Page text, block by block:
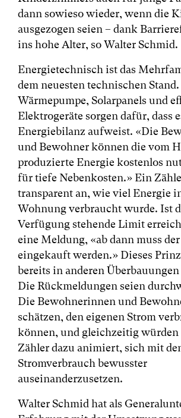
dann sowieso wieder, wenn die
ausgezogen seien – dank
ins hohe Alter, so Walter Schmid.
Energietechnisch ist das
dem neuesten technischen Stand.
Wärmepumpe, Solarpanels und
Elektrogeräte sorgen dafür, dass
Energiebilanz aufweist. «Die
und Bewohner können die vom
produzierte Energie kostenlos
für tiefe Nebenkosten.» Ein
transparent an, wie viel Energie
Wohnung verbraucht wurde. Ist
Verfügung stehende Limit
eine Meldung, «ab dann muss
eingekauft werden.» Dieses
bereits in anderen
Die Rückmeldungen seien
Die Bewohnerinnen und
schätzen, den eigenen Strom
können, und gleichzeitig würden
Zähler dazu animiert, sich mit
Stromverbrauch bewusster
auseinanderzusetzen.
Walter Schmid hat als